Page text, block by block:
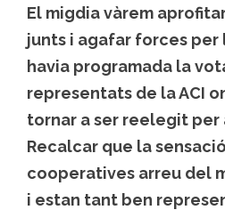
El migdia vàrem
junts i agafar forces per
havia programada la
representats de la ACI
tornar a ser reelegit per
Recalcar que la
cooperatives arreu del
i estan tant ben